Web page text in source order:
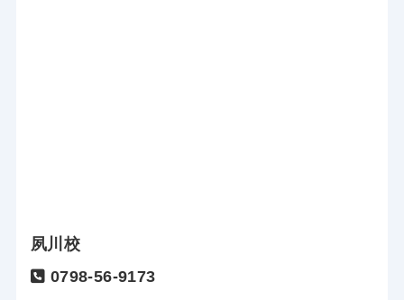
夙川校
0798-56-9173